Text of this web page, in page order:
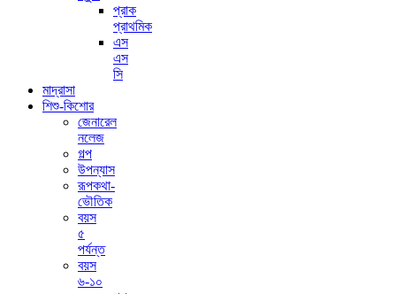
প্রাক
প্রাথমিক
এস
এস
সি
মাদ্রাসা
শিশু-কিশোর
জেনারেল
নলেজ
গল্প
উপন্যাস
রূপকথা-
ভৌতিক
বয়স
৫
পর্যন্ত
বয়স
৬-১০